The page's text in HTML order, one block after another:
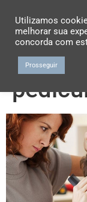
Utilizamos
melhorar sua
concorda com
Prosseguir